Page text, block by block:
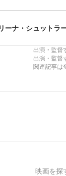
ーナ・シュットラ
出演・監督
出演・監督
関連記事は
映画を探